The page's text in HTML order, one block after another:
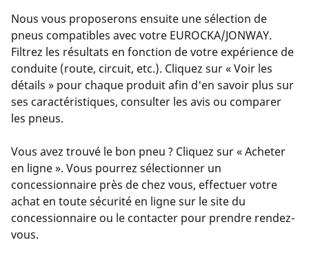
Nous vous proposerons ensuite une sélection de
pneus compatibles avec votre EUROCKA/JONWAY.
Filtrez les résultats en fonction de votre expérience de
conduite (route, circuit, etc.). Cliquez sur « Voir les
détails » pour chaque produit afin d'en savoir plus sur
ses caractéristiques, consulter les avis ou comparer
les pneus.
Vous avez trouvé le bon pneu ? Cliquez sur « Acheter
en ligne ». Vous pourrez sélectionner un
concessionnaire près de chez vous, effectuer votre
achat en toute sécurité en ligne sur le site du
concessionnaire ou le contacter pour prendre rendez-
vous.